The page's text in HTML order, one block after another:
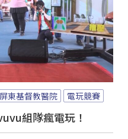
屏東基督教醫院 電玩競賽
組隊瘋電玩！